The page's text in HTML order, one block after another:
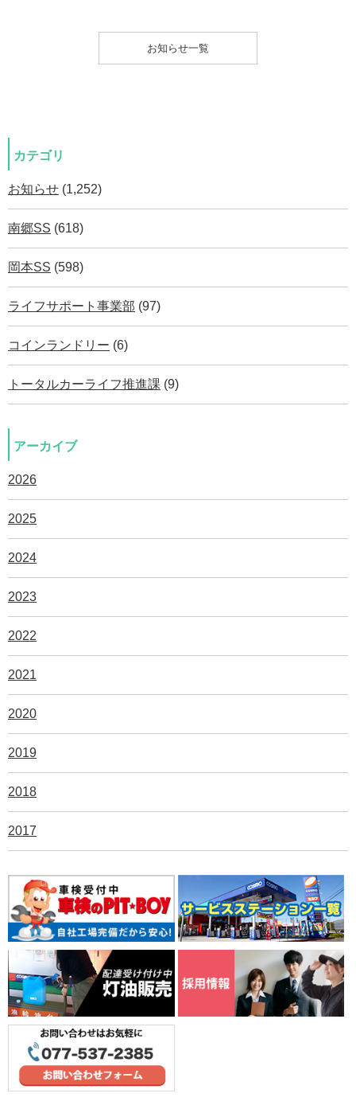
お知らせ一覧
カテゴリ
お知らせ (1,252)
南郷SS (618)
岡本SS (598)
ライフサポート事業部 (97)
コインランドリー (6)
トータルカーライフ推進課 (9)
アーカイブ
2026
2025
2024
2023
2022
2021
2020
2019
2018
2017